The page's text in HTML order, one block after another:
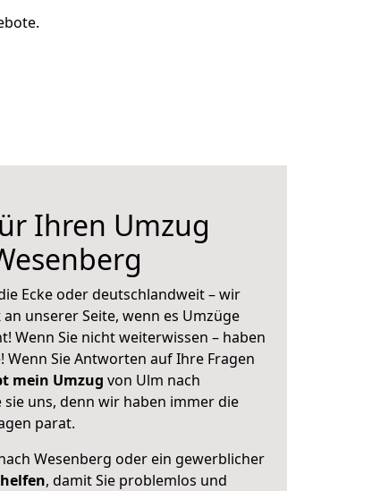
Ihren Umzug
Ecke oder deutschlandweit – wir
an unserer Seite, wenn es Umzüge
Wenn Sie nicht weiterwissen – haben
Sie Antworten auf Ihre Fragen
mein Umzug von Ulm nach
sie uns, denn wir haben immer die
parat.
Wesenberg oder ein gewerblicher
, damit Sie problemlos und